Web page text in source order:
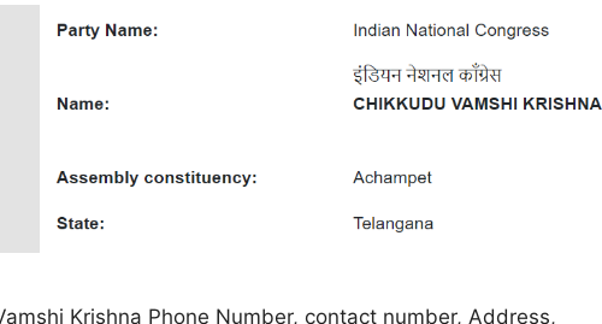
Krishna Phone Number, contact number, Address,